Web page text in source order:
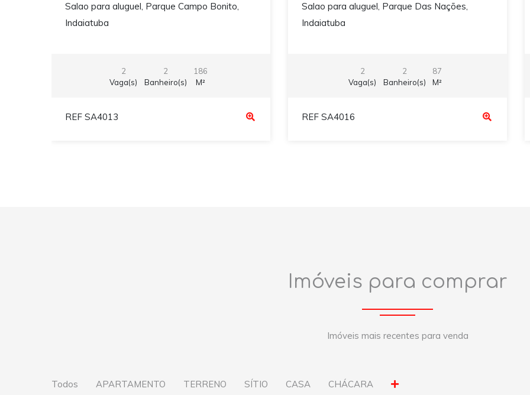
Salao para aluguel, Parque Campo Bonito,
Indaiatuba
2
Vaga(s)
2
Banheiro(s)
186
M²
REF SA4013
Salao para aluguel, Parque Das Nações,
Indaiatuba
2
Vaga(s)
2
Banheiro(s)
87
M²
REF SA4016
Imóveis para comprar
Imóveis mais recentes para venda
Todos APARTAMENTO TERRENO SÍTIO CASA CHÁCARA